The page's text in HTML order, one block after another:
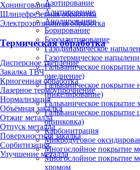
Хонингование
Шлицефрезерная обработка
Электроэрозионная обработка
Термическая обработка
Дисперсное твердение
Закалка ТВЧ
Криогенная обработка
Лазерное термоупрочнение
Нормализация
Объёмная закалка
Отжиг металла
Отпуск металла
Поверхностная закалка
Сорбитизация
Улучшение металла
Азотирование
Алитирование
Анодирование
Борирование
Бороалитирование
Газодинамическое
Газотермическое
Гальваническое покрытие
омеднение)
Гальваническое покрытие
(никелирование)
Гальваническое
Гальваническое покрытие
оцинковка)
Карбонитрация
Микродуговое
Многослойное покрытие
Многослойное покрытие
хромом